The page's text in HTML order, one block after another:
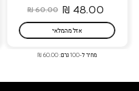
Rose
Dew
48.00 ₪
60.00 ₪
אזל מהמלאי
מחיר ל-100 גרם: 60.00 ₪